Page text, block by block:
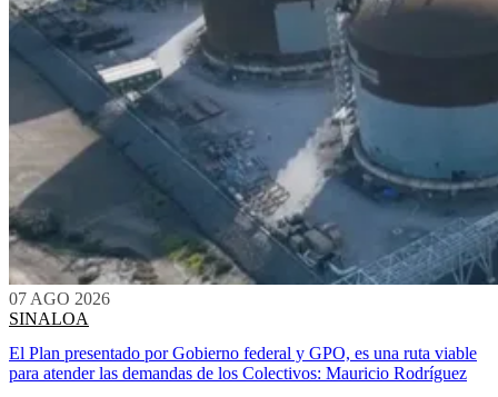
07 AGO 2026
SINALOA
El Plan presentado por Gobierno federal y GPO, es una ruta viable
para atender las demandas de los Colectivos: Mauricio Rodríguez